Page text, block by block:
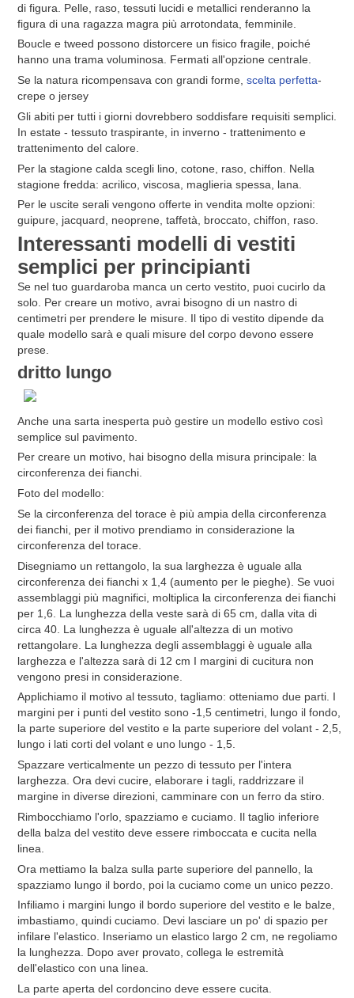
di figura. Pelle, raso, tessuti lucidi e metallici renderanno la
figura di una ragazza magra più arrotondata, femminile.
Boucle e tweed possono distorcere un fisico fragile, poiché
hanno una trama voluminosa. Fermati all'opzione centrale.
Se la natura ricompensava con grandi forme, scelta perfetta-
crepe o jersey
Gli abiti per tutti i giorni dovrebbero soddisfare requisiti semplici.
In estate - tessuto traspirante, in inverno - trattenimento e
trattenimento del calore.
Per la stagione calda scegli lino, cotone, raso, chiffon. Nella
stagione fredda: acrilico, viscosa, maglieria spessa, lana.
Per le uscite serali vengono offerte in vendita molte opzioni:
guipure, jacquard, neoprene, taffetà, broccato, chiffon, raso.
Interessanti modelli di vestiti
semplici per principianti
Se nel tuo guardaroba manca un certo vestito, puoi cucirlo da
solo. Per creare un motivo, avrai bisogno di un nastro di
centimetri per prendere le misure. Il tipo di vestito dipende da
quale modello sarà e quali misure del corpo devono essere
prese.
dritto lungo
Anche una sarta inesperta può gestire un modello estivo così
semplice sul pavimento.
Per creare un motivo, hai bisogno della misura principale: la
circonferenza dei fianchi.
Foto del modello:
Se la circonferenza del torace è più ampia della circonferenza
dei fianchi, per il motivo prendiamo in considerazione la
circonferenza del torace.
Disegniamo un rettangolo, la sua larghezza è uguale alla
circonferenza dei fianchi x 1,4 (aumento per le pieghe). Se vuoi
assemblaggi più magnifici, moltiplica la circonferenza dei fianchi
per 1,6. La lunghezza della veste sarà di 65 cm, dalla vita di
circa 40. La lunghezza è uguale all'altezza di un motivo
rettangolare. La lunghezza degli assemblaggi è uguale alla
larghezza e l'altezza sarà di 12 cm I margini di cucitura non
vengono presi in considerazione.
Applichiamo il motivo al tessuto, tagliamo: otteniamo due parti. I
margini per i punti del vestito sono -1,5 centimetri, lungo il fondo,
la parte superiore del vestito e la parte superiore del volant - 2,5,
lungo i lati corti del volant e uno lungo - 1,5.
Spazzare verticalmente un pezzo di tessuto per l'intera
larghezza. Ora devi cucire, elaborare i tagli, raddrizzare il
margine in diverse direzioni, camminare con un ferro da stiro.
Rimbocchiamo l'orlo, spazziamo e cuciamo. Il taglio inferiore
della balza del vestito deve essere rimboccata e cucita nella
linea.
Ora mettiamo la balza sulla parte superiore del pannello, la
spazziamo lungo il bordo, poi la cuciamo come un unico pezzo.
Infiliamo i margini lungo il bordo superiore del vestito e le balze,
imbastiamo, quindi cuciamo. Devi lasciare un po' di spazio per
infilare l'elastico. Inseriamo un elastico largo 2 cm, ne regoliamo
la lunghezza. Dopo aver provato, collega le estremità
dell'elastico con una linea.
La parte aperta del cordoncino deve essere cucita.